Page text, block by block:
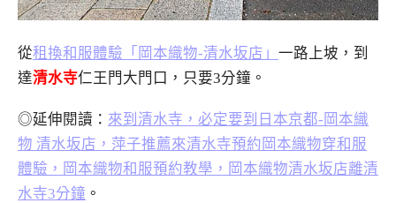
從租換和服體驗「岡本織物-清水坂店」 一路上坡，到
達清水寺仁王門大門口，只要3分鐘。
◎延伸閱讀： 來到清水寺，必定要到日本京都-岡本織
物 清水坂店，萍子推薦來清水寺預約岡本織物穿和服
體驗，岡本織物和服預約教學，岡本織物清水坂店離清
水寺3分鐘 。